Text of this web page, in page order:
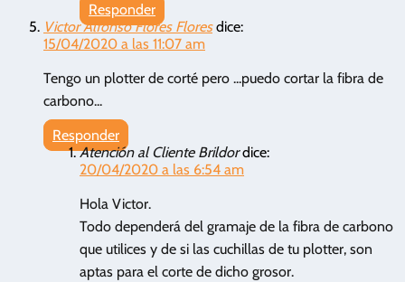
Responder
Victor Alfonso Flores Flores dice:
15/04/2020 a las 11:07 am
Tengo un plotter de corté pero ...puedo cortar la fibra de
carbono...
Responder
Atención al Cliente Brildor dice:
20/04/2020 a las 6:54 am
Hola Victor.
Todo dependerá del gramaje de la fibra de carbono
que utilices y de si las cuchillas de tu plotter, son
aptas para el corte de dicho grosor.